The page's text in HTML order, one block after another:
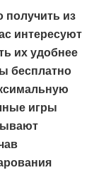
получить из
интересуют
их удобнее
бесплатно
игры